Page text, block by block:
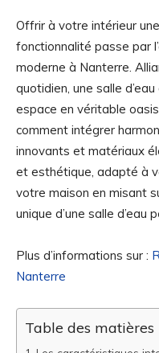
Offrir à votre intérieur
fonctionnalité passe par
moderne à Nanterre.
quotidien, une salle
espace en véritable
comment intégrer
innovants et matériaux
et esthétique, adapté à
votre maison en misant
unique d’une salle d’eau
Plus d’informations sur :
Nanterre
Table des matières